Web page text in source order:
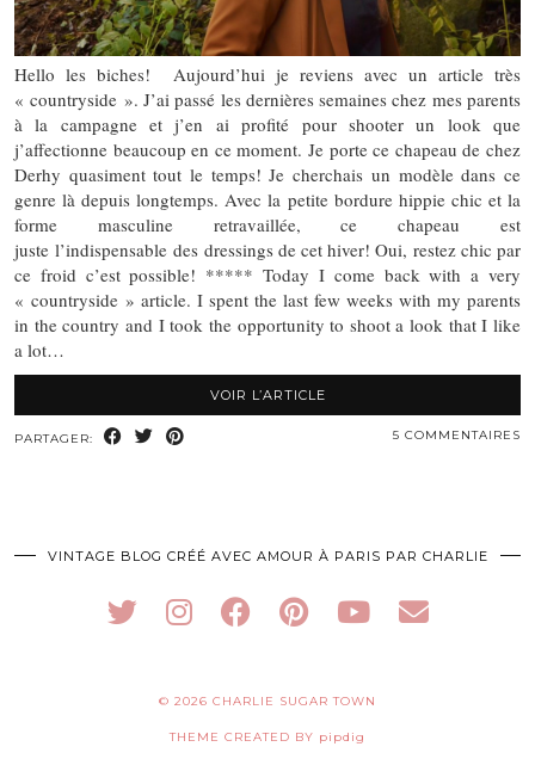
Hello les biches! Aujourd’hui je reviens avec un article très
« countryside ». J’ai passé les dernières semaines chez mes parents
à la campagne et j’en ai profité pour shooter un look que
j’affectionne beaucoup en ce moment. Je porte ce chapeau de chez
Derhy quasiment tout le temps! Je cherchais un modèle dans ce
genre là depuis longtemps. Avec la petite bordure hippie chic et la
forme masculine retravaillée, ce chapeau est
juste l’indispensable des dressings de cet hiver! Oui, restez chic par
ce froid c’est possible! ***** Today I come back with a very
« countryside » article. I spent the last few weeks with my parents
in the country and I took the opportunity to shoot a look that I like
a lot…
VOIR L’ARTICLE
PARTAGER: 5 COMMENTAIRES
VINTAGE BLOG CRÉÉ AVEC AMOUR À PARIS PAR CHARLIE
© 2026 CHARLIE SUGAR TOWN
THEME CREATED BY pipdig